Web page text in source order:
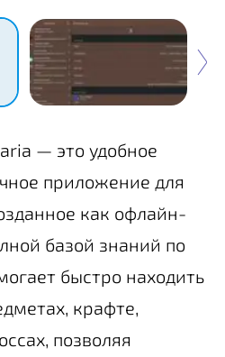
— это удобное
приложение для
как офлайн-
базой знаний по
быстро находить
крафте,
позволяя